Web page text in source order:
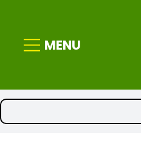
MENU